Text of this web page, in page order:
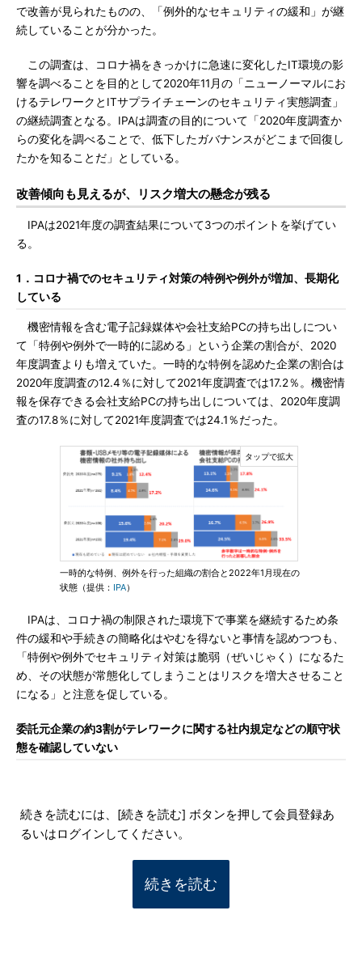
で改善が見られたものの、「例外的なセキュリティの緩和」が継
続していることが分かった。
この調査は、コロナ禍をきっかけに急速に変化したIT環境の影
響を調べることを目的として2020年11月の「ニューノーマルにお
けるテレワークとITサプライチェーンのセキュリティ実態調査」
の継続調査となる。IPAは調査の目的について「2020年度調査か
らの変化を調べることで、低下したガバナンスがどこまで回復し
たかを知ることだ」としている。
改善傾向も見えるが、リスク増大の懸念が残る
IPAは2021年度の調査結果について3つのポイントを挙げてい
る。
1．コロナ禍でのセキュリティ対策の特例や例外が増加、長期化
している
機密情報を含む電子記録媒体や会社支給PCの持ち出しについ
て「特例や例外で一時的に認める」という企業の割合が、2020
年度調査よりも増えていた。一時的な特例を認めた企業の割合は
2020年度調査の12.4％に対して2021年度調査では17.2％。機密情
報を保存できる会社支給PCの持ち出しについては、2020年度調
査の17.8％に対して2021年度調査では24.1％だった。
一時的な特例、例外を行った組織の割合と2022年1月現在の
状態（提供： IPA）
IPAは、コロナ禍の制限された環境下で事業を継続するため条
件の緩和や手続きの簡略化はやむを得ないと事情を認めつつも、
「特例や例外でセキュリティ対策は脆弱（ぜいじゃく）になるた
め、その状態が常態化してしまうことはリスクを増大させること
になる」と注意を促している。
委託元企業の約3割がテレワークに関する社内規定などの順守状
態を確認していない
続きを読むには、[続きを読む] ボタンを押して会員登録あ
るいはログインしてください。
続きを読む